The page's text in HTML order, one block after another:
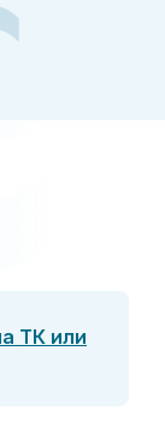
ТК или